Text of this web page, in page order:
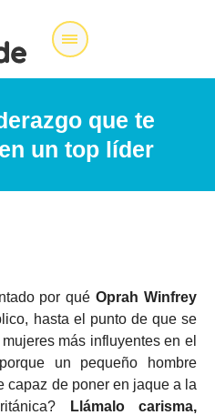
que te
un top líder
por qué Oprah Winfrey
hasta el punto de que se
más influyentes en el
un pequeño hombre
capaz de poner en jaque a la
Llámalo carisma,